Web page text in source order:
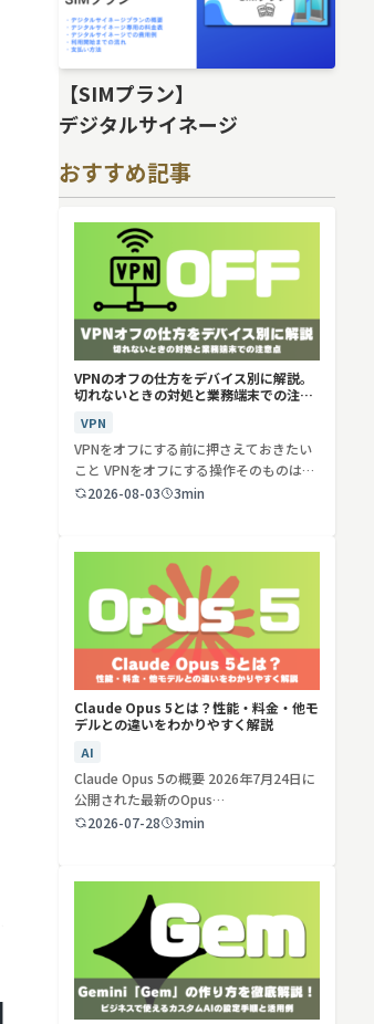
【SIMプラン】
デジタルサイネージ
おすすめ記事
VPNのオフの仕方をデバイス別に解説。
切れないときの対処と業務端末での注意
VPN
VPNをオフにする前に押さえておきたい
こと VPNをオフにする操作そのものは、
ど…2026-08-03 3min
Claude Opus 5とは？性能・料金・他モ
デルとの違いをわかりやすく解説
AI
Claude Opus 5の概要 2026年7月24日に
公開された最新のOpus…
2026-07-28
3min